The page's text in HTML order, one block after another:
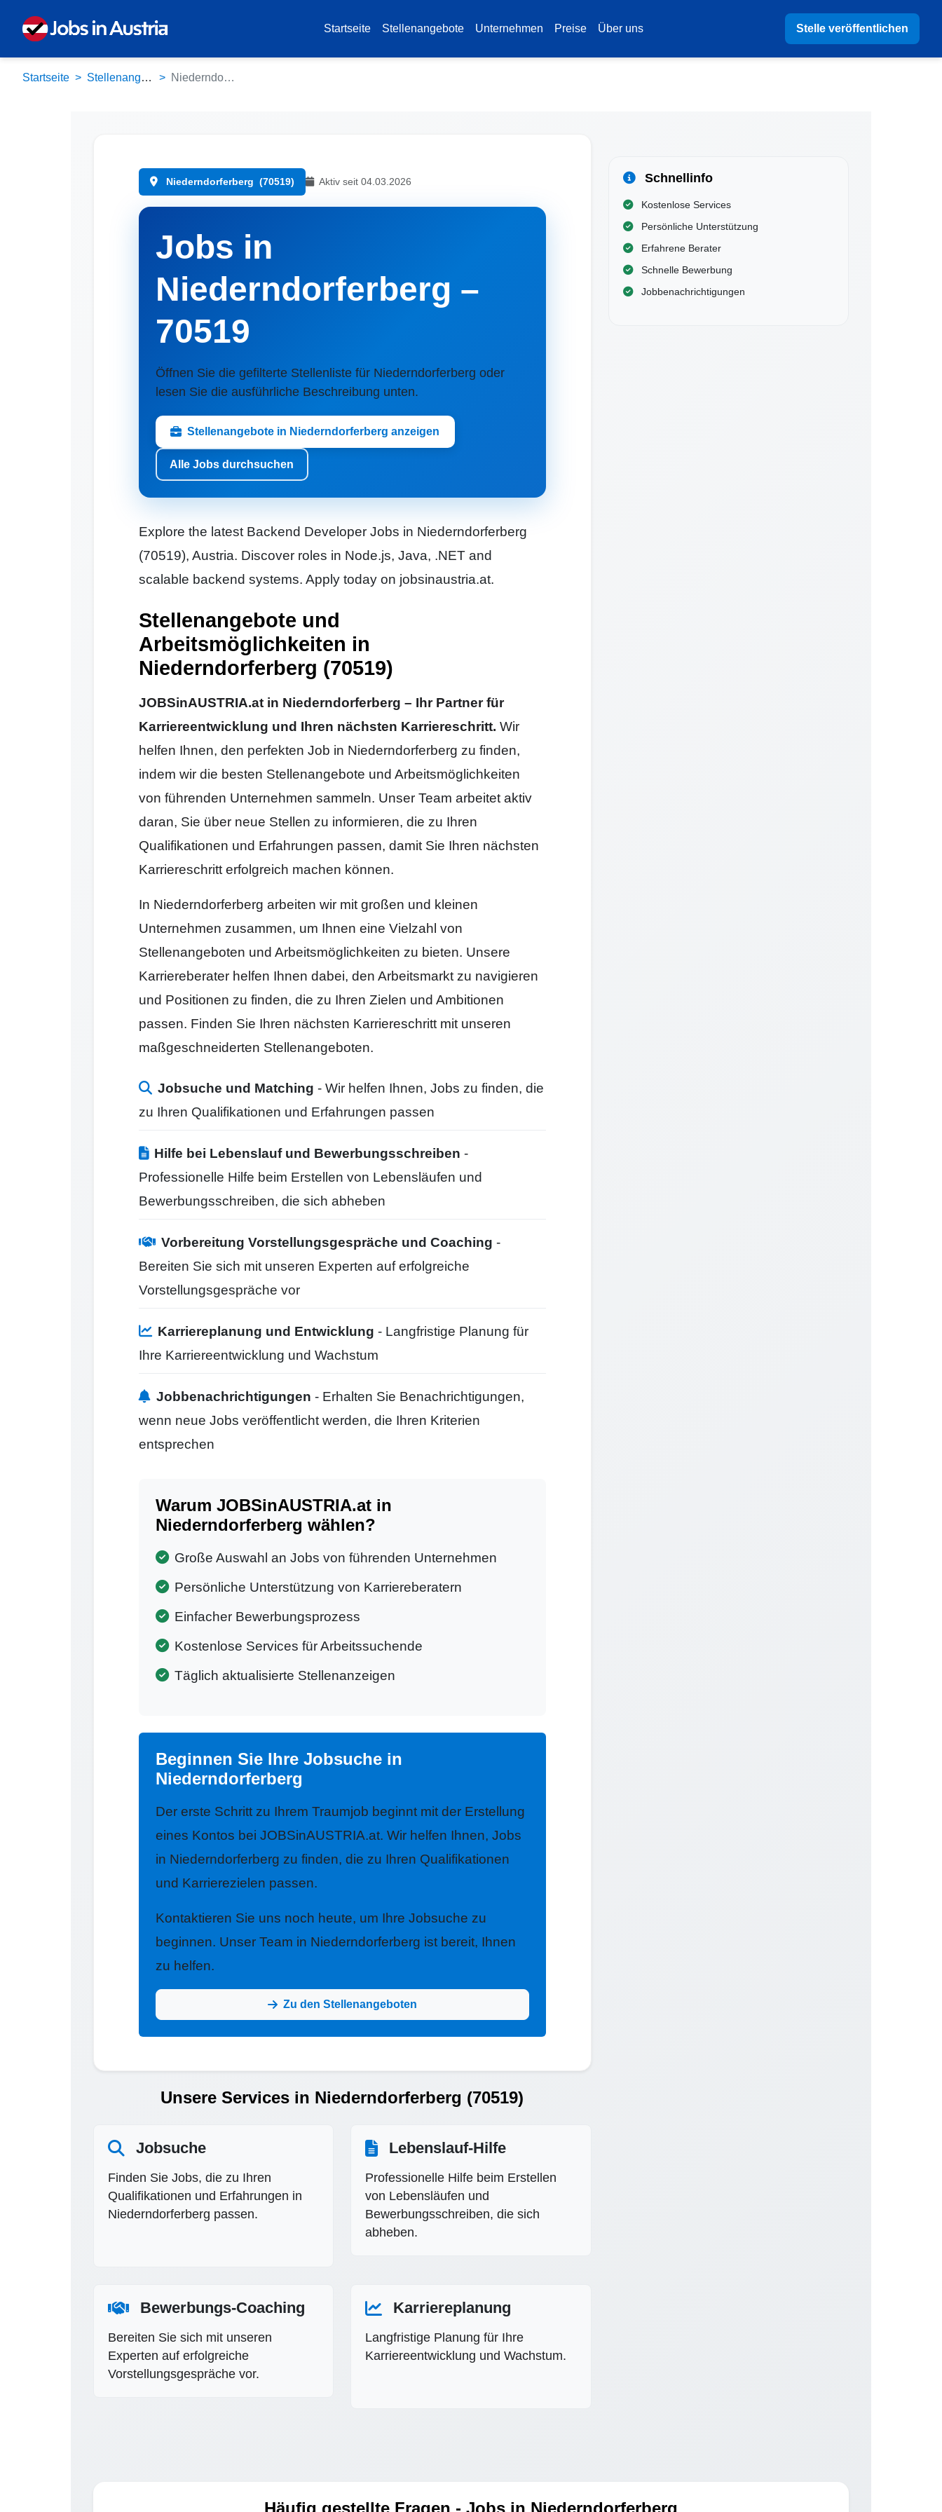
Startseite Stellenangebote Unternehmen Preise Über uns Stelle veröffentlichen
Startseite Stellenangebote Niederndorferberg (70519)
Niederndorferberg (70519) Aktiv seit 04.03.2026
Jobs in
Niederndorferberg –
70519
Öffnen Sie die gefilterte Stellenliste für Niederndorferberg oder
lesen Sie die ausführliche Beschreibung unten.
Stellenangebote in Niederndorferberg anzeigen
Alle Jobs durchsuchen
Explore the latest Backend Developer Jobs in Niederndorferberg
(70519), Austria. Discover roles in Node.js, Java, .NET and
scalable backend systems. Apply today on jobsinaustria.at.
Stellenangebote und
Arbeitsmöglichkeiten in
Niederndorferberg (70519)
JOBSinAUSTRIA.at in Niederndorferberg – Ihr Partner für
Karriereentwicklung und Ihren nächsten Karriereschritt. Wir
helfen Ihnen, den perfekten Job in Niederndorferberg zu finden,
indem wir die besten Stellenangebote und Arbeitsmöglichkeiten
von führenden Unternehmen sammeln. Unser Team arbeitet aktiv
daran, Sie über neue Stellen zu informieren, die zu Ihren
Qualifikationen und Erfahrungen passen, damit Sie Ihren nächsten
Karriereschritt erfolgreich machen können.
In Niederndorferberg arbeiten wir mit großen und kleinen
Unternehmen zusammen, um Ihnen eine Vielzahl von
Stellenangeboten und Arbeitsmöglichkeiten zu bieten. Unsere
Karriereberater helfen Ihnen dabei, den Arbeitsmarkt zu navigieren
und Positionen zu finden, die zu Ihren Zielen und Ambitionen
passen. Finden Sie Ihren nächsten Karriereschritt mit unseren
maßgeschneiderten Stellenangeboten.
Jobsuche und Matching - Wir helfen Ihnen, Jobs zu finden, die
zu Ihren Qualifikationen und Erfahrungen passen
Hilfe bei Lebenslauf und Bewerbungsschreiben -
Professionelle Hilfe beim Erstellen von Lebensläufen und
Bewerbungsschreiben, die sich abheben
Vorbereitung Vorstellungsgespräche und Coaching -
Bereiten Sie sich mit unseren Experten auf erfolgreiche
Vorstellungsgespräche vor
Karriereplanung und Entwicklung - Langfristige Planung für
Ihre Karriereentwicklung und Wachstum
Jobbenachrichtigungen - Erhalten Sie Benachrichtigungen,
wenn neue Jobs veröffentlicht werden, die Ihren Kriterien
entsprechen
Warum JOBSinAUSTRIA.at in
Niederndorferberg wählen?
Große Auswahl an Jobs von führenden Unternehmen
Persönliche Unterstützung von Karriereberatern
Einfacher Bewerbungsprozess
Kostenlose Services für Arbeitssuchende
Täglich aktualisierte Stellenanzeigen
Beginnen Sie Ihre Jobsuche in
Niederndorferberg
Der erste Schritt zu Ihrem Traumjob beginnt mit der Erstellung
eines Kontos bei JOBSinAUSTRIA.at. Wir helfen Ihnen, Jobs
in Niederndorferberg zu finden, die zu Ihren Qualifikationen
und Karrierezielen passen.
Kontaktieren Sie uns noch heute, um Ihre Jobsuche zu
beginnen. Unser Team in Niederndorferberg ist bereit, Ihnen
zu helfen.
Zu den Stellenangeboten
Unsere Services in Niederndorferberg (70519)
Jobsuche
Finden Sie Jobs, die zu Ihren
Qualifikationen und Erfahrungen in
Niederndorferberg passen.
Lebenslauf-Hilfe
Professionelle Hilfe beim Erstellen
von Lebensläufen und
Bewerbungsschreiben, die sich
abheben.
Bewerbungs-Coaching
Bereiten Sie sich mit unseren
Experten auf erfolgreiche
Vorstellungsgespräche vor.
Karriereplanung
Langfristige Planung für Ihre
Karriereentwicklung und Wachstum.
Schnellinfo
Kostenlose Services
Persönliche Unterstützung
Erfahrene Berater
Schnelle Bewerbung
Jobbenachrichtigungen
Häufig gestellte Fragen - Jobs in Niederndorferberg